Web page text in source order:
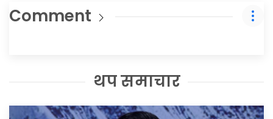
Comment
थप समाचार